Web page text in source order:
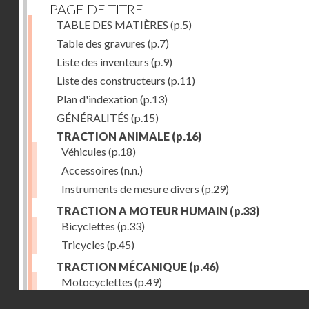
PAGE DE TITRE
TABLE DES MATIÈRES (p.5)
Table des gravures (p.7)
Liste des inventeurs (p.9)
Liste des constructeurs (p.11)
Plan d'indexation(p.13)
GÉNÉRALITÉS (p.15)
TRACTION ANIMALE (p.16)
Véhicules (p.18)
Accessoires (n.n.)
Instruments de mesure divers (p.29)
TRACTION A MOTEUR HUMAIN (p.33)
Bicyclettes (p.33)
Tricycles (p.45)
TRACTION MÉCANIQUE (p.46)
Motocyclettes (p.49)